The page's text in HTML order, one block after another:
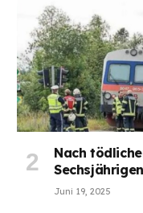
Nach
Juni 19, 2025